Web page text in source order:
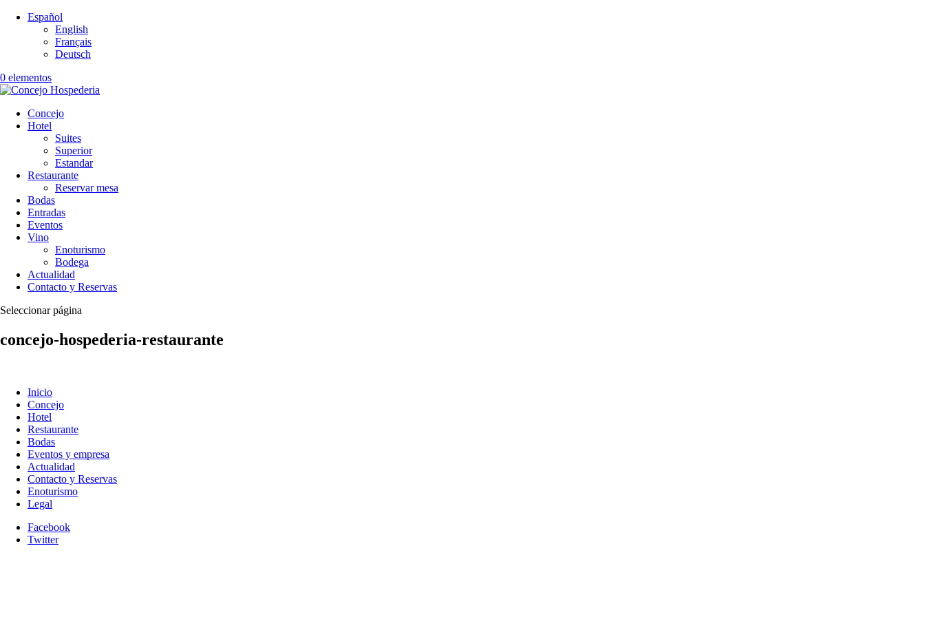
Español
English
Français
Deutsch
0 elementos
Concejo
Hotel
Suites
Superior
Estandar
Restaurante
Reservar mesa
Bodas
Entradas
Eventos
Vino
Enoturismo
Bodega
Actualidad
Contacto y Reservas
Seleccionar página
concejo-hospederia-restaurante
Inicio
Concejo
Hotel
Restaurante
Bodas
Eventos y empresa
Actualidad
Contacto y Reservas
Enoturismo
Legal
Facebook
Twitter